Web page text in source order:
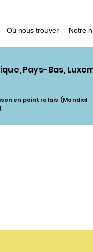
Où nous trouver Notre
Pays-Bas,
en point relais (Mondial